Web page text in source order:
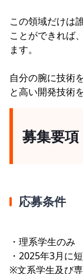
この領域だけは
ことができれば
ます。
自分の腕に技術
と高い開発技術
募集要項
応募条件
・理系学生のみ
・2025年3月に
※文系学生及び